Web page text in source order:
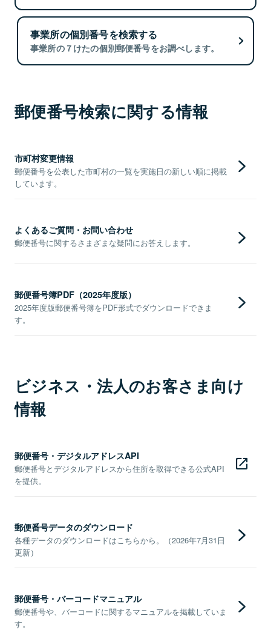
事業所の個別番号を検索する
事業所の７けたの個別郵便番号をお調べします。
郵便番号検索に関する情報
市町村変更情報
郵便番号を公表した市町村の一覧を実施日の新しい順に掲載
しています。
よくあるご質問・お問い合わせ
郵便番号に関するさまざまな疑問にお答えします。
郵便番号簿PDF（2025年度版）
2025年度版郵便番号簿をPDF形式でダウンロードできま
す。
ビジネス・法人のお客さま向け
情報
郵便番号・デジタルアドレスAPI
郵便番号とデジタルアドレスから住所を取得できる公式API
を提供。
郵便番号データのダウンロード
各種データのダウンロードはこちらから。（2026年7月31日
更新）
郵便番号・バーコードマニュアル
郵便番号や、バーコードに関するマニュアルを掲載していま
す。